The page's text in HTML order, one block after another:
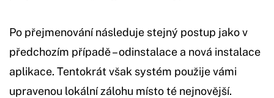
Po přejmenování následuje stejný postup jako v
předchozím případě – odinstalace a nová instalace
aplikace. Tentokrát však systém použije vámi
upravenou lokální zálohu místo té nejnovější.